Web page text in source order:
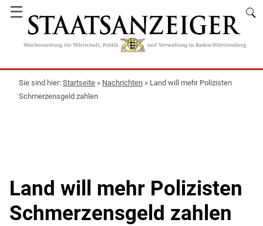
☰
Startseite » Nachrichten » Land will mehr Polizisten
Schmerzensgeld zahlen
Land will mehr Polizisten
Schmerzensgeld zahlen